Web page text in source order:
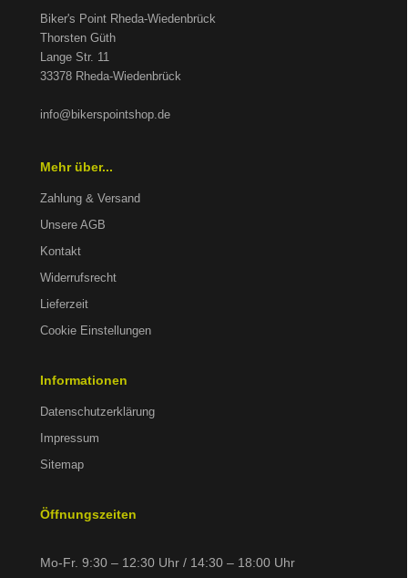
Biker's Point Rheda-Wiedenbrück
Thorsten Güth
Lange Str. 11
33378 Rheda-Wiedenbrück
info@bikerspointshop.de
Mehr über...
Zahlung & Versand
Unsere AGB
Kontakt
Widerrufsrecht
Lieferzeit
Cookie Einstellungen
Informationen
Datenschutzerklärung
Impressum
Sitemap
Öffnungszeiten
Mo-Fr. 9:30 – 12:30 Uhr / 14:30 – 18:00 Uhr